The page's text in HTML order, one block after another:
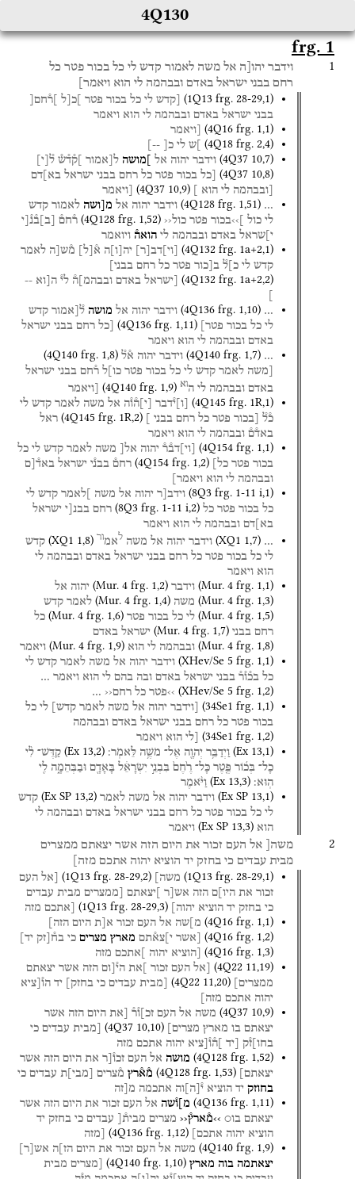
4Q130
frg. 1
1 וידבר יהו[ה אל משה לאמור קדש לי כל בכור פטר כל
רחם בבני ישראל באדם ובבהמה לי הוא ויאמר]
(1Q13 frg. 28-29,1) [קדש לי כל בכור פטר ]כ[ל
]ר֯חם[
בבני ישראל באדם ובבהמה לי הוא ויאמר
(4Q16 frg. 1,1) [ויאמר
(4Q18 frg. 2,4) ]ש לי כ[ --]
(4Q37 10,7) וידבר יהוה אל ]מושה ל[אמור ]ק֯ד֯ש֯ ל֯ י
(4Q37 10,8) [כל בכור פטר כל רחם בבני ישראל בא]דם
[ובבהמה לי הוא (4Q37 10,9)
[ויאמר
…
(4Q128 frg. 1,51) וידבר יהוה אל מ[ושה לאמור קדש
לי כול ]››בכור פטר כול‹‹ (4Q128 frg. 1,52) ר֯חם֯ ב ב֯נ֯[י
י]שראל באדם ובבהמה לי הואה֯ ויואמר
(4Q132 frg. 1a+2,1) וי דב ר יה ו ה א֯ ל מ֯ש[ה לאמר
קדש לי כ]ל֯ ב[כור פטר כל רחם בבני]
(4Q132 frg. 1a+2,2) [ישראל באדם ובבהמ]ה֯ לי֯ ה[וא --
…
(4Q136 frg. 1,10) וידבר יהוה אל מושה ל֯[אמור קדש
לי כל בכור פטר] (4Q136 frg. 1,11) [כל רחם בבני ישראל
באדם ובבהמה לי הוא ויאמר
…
(4Q140 frg. 1,7) וידבר יהוה א֯ל֯ (4Q140 frg. 1,8)
[משה לאמר קדש לי כל בכור פטר כו]ל ר֯חם בבני ישראל
באדם ובבהמה לי הוא (4Q140 frg. 1,9) [ויאמר
(4Q145 frg. 1R,1) ו י֯דבר י ה֯ו֯ה אל משה לאמר קדש לי
כ֯ל֯
[בכור פטר כל רחם בבני (4Q145 frg. 1R,2)
ראל
באד֯ם֯ ובבהמה לי הוא ויאמר
(4Q154 frg. 1,1) וי דב֯ר֯ יהוה אל[ משה לאמר קדש לי כל
בכור פטר כל] (4Q154 frg. 1,2) רחם֯ בבנ֯י ישראל באד֯[ם
ובבהמה לי הוא ויאמר]
(8Q3 frg. 1-11 i,1) וידב[ר יהוה אל משה ]לאמר קדש לי
כל בכור פטר כל (8Q3 frg. 1-11 i,2) רחם בבנ[י ישראל
בא]דם ובבהמה לי הוא ויאמר
…
(XQ1 1,7) וידבר יהוה אל משה לאמור (XQ1 1,8)
קדש
לי כל בכור פטר כל רחם בבני ישראל באדם ובבהמה לי
הוא ויאמר
(Mur. 4 frg. 1,1) וידבר (Mur. 4 frg. 1,2) יהוה אל
(Mur. 4 frg. 1,3) משה (Mur. 4 frg. 1,4) לאמר קדש
(Mur. 4 frg. 1,5) לי כל בכור פטר (Mur. 4 frg. 1,6)
כל
רחם בבני (Mur. 4 frg. 1,7) ישראל באדם
(Mur. 4 frg. 1,8) ובבהמה לי הוא (Mur. 4 frg. 1,9) ויאמר
(XHev/Se 5 frg. 1,1) וידבר יהוה אל משה לאמר קדש לי
כל בכ֯ו֯ר֯ בבני ישראל באדם ובה בהם לי הוא ויאמר …
(XHev/Se 5 frg. 1,2) ››פטר כל רחם‹‹ …
(34Se1 frg. 1,1) [וידבר יהוה אל משה לאמר קדש] לי כל
בכור פטר כל רחם בבני ישראל באדם ובבהמה
(34Se1 frg. 1,2) [לי הוא ויאמר
(Ex 13,1) וַיְדַבֵּ֥ר יְהוָ֖ה אֶל־ מֹשֶׁ֥ה לֵּאמֹֽר׃ (Ex 13,2) קַדֶּשׁ־ לִ֨י
כָל־ בְּכ֜וֹר פֶּ֤טֶר כָּל־ רֶ֙חֶם֙ בִּבְנֵ֣י יִשְׂרָאֵ֔ל בָּאָדָ֖ם וּבַבְּהֵמָ֑ה לִ֖י
הֽוּא׃
(Ex 13,3) וַיֹּ֨אמֶר
(Ex SP 13,1) וידבר יהוה אל משה לאמר (Ex SP 13,2)
קדש
לי כל בכור פטר כל רחם בבני ישראל באדם ובבהמה לי
הוא
(Ex SP 13,3) ויאמר
2 משה[ אל העם זכור את היום הזה אשר יצאתם ממצרים
מבית עבדים כי בחזק יד הוציא יהוה אתכם מזה]
(1Q13 frg. 28-29,1) משה] (1Q13 frg. 28-29,2) [אל העם
זכור את היו]ם הזה אש[ר ]יצאתם [ממצרים מבית עבדים
כי בחזק יד הוציא יהוה] (1Q13 frg. 28-29,3) [אתכם מזה
(4Q16 frg. 1,1) מ]שה אל העם זכור א[ת היום הזה]
(4Q16 frg. 1,2) [אשר י]צא֯תם מארץ מצרים כי בח֯[זק יד]
(4Q16 frg. 1,3) [הוציא יהוה ]אתכם מזה
(4Q22 11,19) [אל העם זכור ]את הי֯[ום הזה אשר יצאתם
ממצרים]
(4Q22 11,20) [מבית עבדים כי בחזק] יד הו֯[ציא
יהוה אתכם מזה]
(4Q37 10,9) משה אל העם זכ]ו֯ר֯ [את היום הזה אשר
יצאתם בו מארץ מצרים] (4Q37 10,10) [מבית עבדים כי
בחו]ז֯ק
[יד ]ה֯ו֯[ציא יהוה אתכם מזה
(4Q128 frg. 1,52) מושה אל העם זכו֯[ר את היום הזה אשר
יצאתם]
(4Q128 frg. 1,53) מ֯א֯רץ מ֯צרים מבי ת עבדים כי
בחוזק יד הוציא י֯ ה וה אתכמה מ[זה
(4Q136 frg. 1,11) מ]ו֯שה אל העם זכור את היום הזה אשר
יצאתם בו○ ››מ֯ארץ֯‹‹ מצרים מבית֯[ עבדים כי בחזק יד
הוציא יהוה אתכם] (4Q136 frg. 1,12) [מזה
(4Q140 frg. 1,9) משה אל העם זכור את היום הז]ה אש ר
יצאתמה בוה מארץ (4Q140 frg. 1,10) [מצרים מבית